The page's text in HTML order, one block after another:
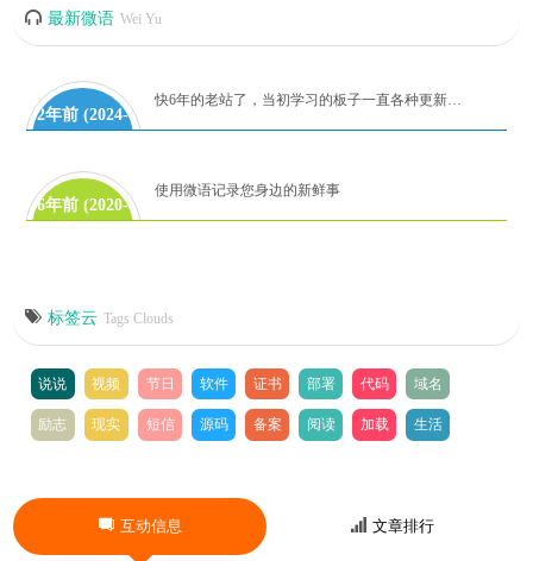
最新微语 Wei Yu
2年前 (2024-
06-28)
快6年的老站了，当初学习的板子一直各种更新代码到如今！麻雀虽小，但是五章俱全。有时间再研究吧！
6年前 (2020-
使用微语记录您身边的新鲜事
标签云 Tags Clouds
说说 视频 节日 软件 证书 部署 代码 域名
励志 现实 短信 源码 备案 阅读 加载 生活
互动信息 文章排行